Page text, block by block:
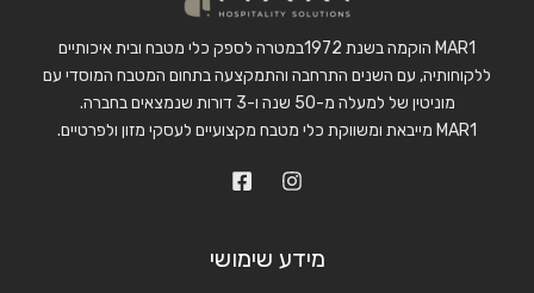
MAR1 הוקמה בשנת 1972במטרה לספק כלי מטבח ובית איכותיים
ללקוחותיה, עם השנים התרחבה והתמקצעה בתחום המטבח המוסדי עם
מוניטין של למעלה מ-50 שנה ו-3 דורות שנמצאים בחברה.
MAR1 מייבאת ומשווקת כלי מטבח מקצועיים לעסקי מזון ולפרטיים.
מידע שימושי